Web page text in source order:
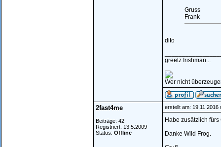
Gruss
Frank
dito
greetz Irishman...
Wer nicht
2fast4me
Beiträge: 42
Registriert: 13.5.2009
Status: Offline
erstellt am: 19.11.2016
Habe zusätzlich
Danke Wild Frog.